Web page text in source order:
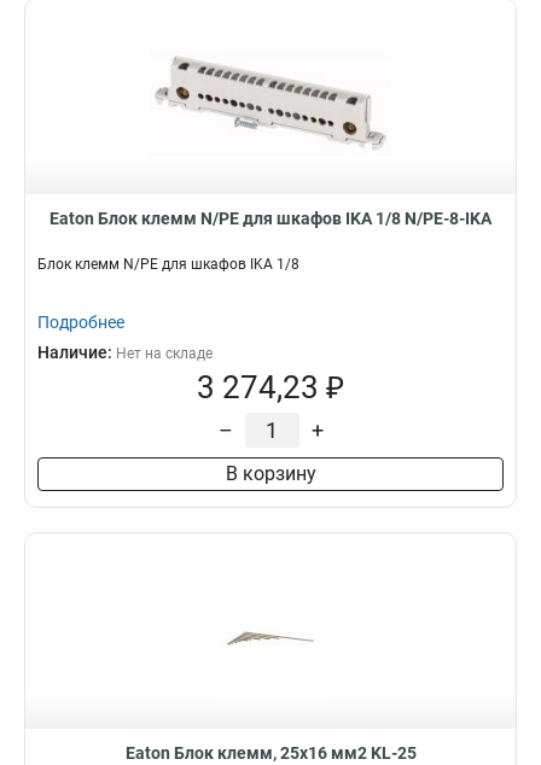
Eaton Блок клемм N/PE для шкафов IKA 1/8 N/PE-8-IKA
Блок клемм N/PE для шкафов IKA 1/8
Подробнее
Наличие: Нет на складе
3 274,23 ₽
– +
В корзину
Eaton Блок клемм, 25x16 мм2 KL-25